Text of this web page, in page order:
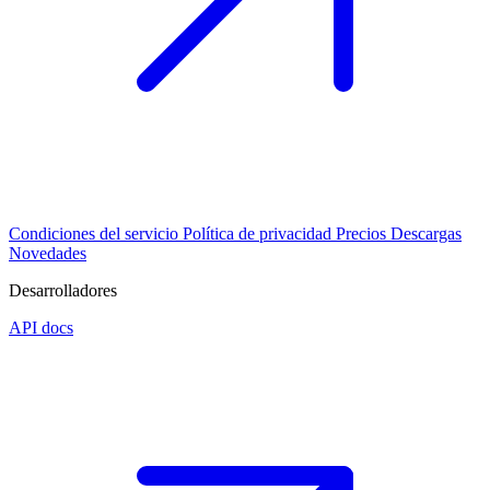
Condiciones del servicio Política de privacidad Precios Descargas
Novedades
Desarrolladores
API docs